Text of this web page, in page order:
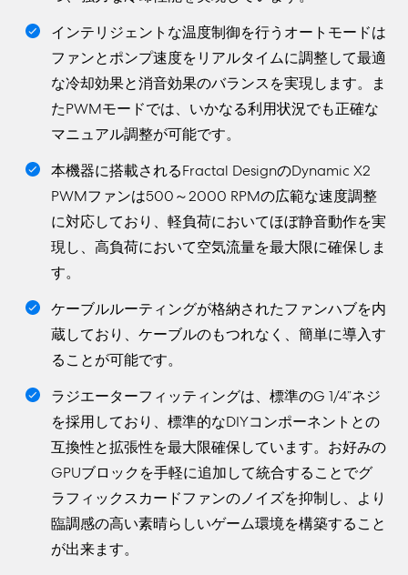
インテリジェントな温度制御を行うオートモードは
ファンとポンプ速度をリアルタイムに調整して最適
な冷却効果と消音効果のバランスを実現します。ま
たPWMモードでは、いかなる利用状況でも正確な
マニュアル調整が可能です。
本機器に搭載されるFractal DesignのDynamic X2
PWMファンは500～2000 RPMの広範な速度調整
に対応しており、軽負荷においてほぼ静音動作を実
現し、高負荷において空気流量を最大限に確保しま
す。
ケーブルルーティングが格納されたファンハブを内
蔵しており、ケーブルのもつれなく、簡単に導入す
ることが可能です。
ラジエーターフィッティングは、標準のG 1/4”ネジ
を採用しており、標準的なDIYコンポーネントとの
互換性と拡張性を最大限確保しています。お好みの
GPUブロックを手軽に追加して統合することでグ
ラフィックスカードファンのノイズを抑制し、より
臨調感の高い素晴らしいゲーム環境を構築すること
が出来ます。